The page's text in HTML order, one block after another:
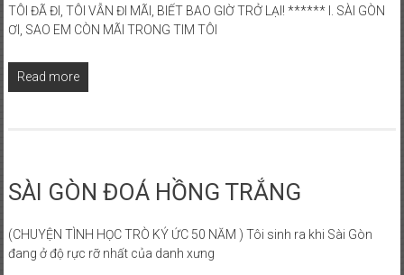
TÔI ĐÃ ĐI, TÔI VẪN ĐI MÃI, BIẾT BAO GIỜ TRỞ LẠI! ****** I. SÀI GÒN
ƠI, SAO EM CÒN MÃI TRONG TIM TÔI
Read more
SÀI GÒN ĐOÁ HỒNG TRẮNG
(CHUYỆN TÌNH HỌC TRÒ KÝ ỨC 50 NĂM ) Tôi sinh ra khi Sài Gòn
đang ở độ rực rỡ nhất của danh xưng